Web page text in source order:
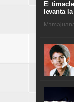
El
levanta